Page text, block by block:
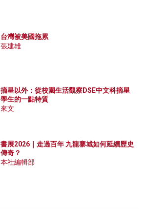
台灣被美國拖累
張建雄
摘星以外：從校園生活觀察DSE中文科摘星
學生的一點特質
來文
書展2026｜走過百年 九龍寨城如何延續歷史
傳奇？
本社編輯部